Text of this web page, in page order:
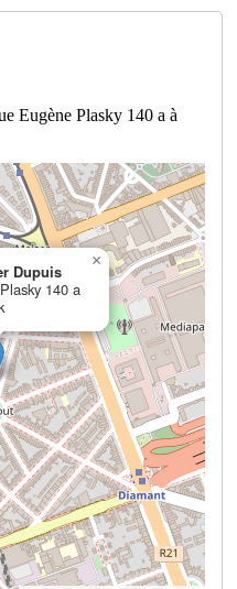
Eugène Plasky 140 a à
Dupuis
140 a
×